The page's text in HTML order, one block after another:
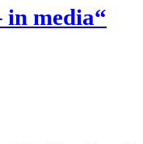
in media“